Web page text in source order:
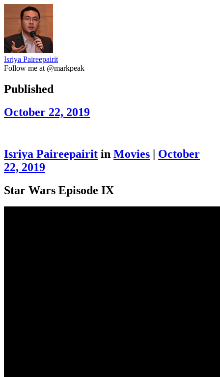
Isriya Paireepairit
Follow me at @markpeak
Published
October 22, 2019
Isriya Paireepairit in Movies | October
22, 2019
Star Wars Episode IX